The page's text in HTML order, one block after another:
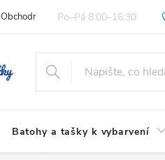
Obchodní podmínky pro spotřebitele
Batohy a tašky k vybarvení